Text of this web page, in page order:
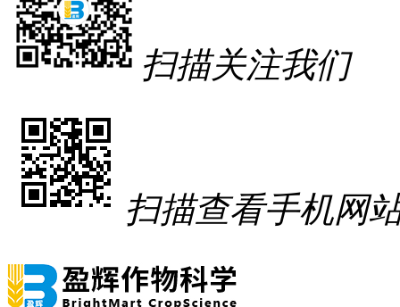
扫描关注我们
扫描查看手机网